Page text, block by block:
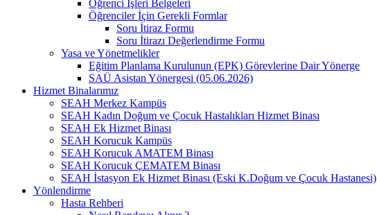
Öğrenci İşleri Belgeleri
Öğrenciler İçin Gerekli Formlar
Soru İtiraz Formu
Soru İtirazı Değerlendirme Formu
Yasa ve Yönetmelikler
Eğitim Planlama Kurulunun (EPK) Görevlerine Dair Yönerge
SAÜ Asistan Yönergesi (05.06.2026)
Hizmet Binalarımız
SEAH Merkez Kampüs
SEAH Kadın Doğum ve Çocuk Hastalıkları Hizmet Binası
SEAH Ek Hizmet Binası
SEAH Korucuk Kampüs
SEAH Korucuk AMATEM Binası
SEAH Korucuk ÇEMATEM Binası
SEAH İstasyon Ek Hizmet Binası (Eski K.Doğum ve Çocuk Hastanesi)
Yönlendirme
Hasta Rehberi